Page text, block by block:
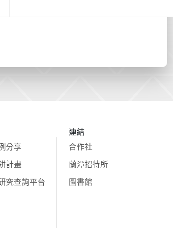
分享
計畫
究查詢平台
連結
合作社
蘭潭招待所
圖書館